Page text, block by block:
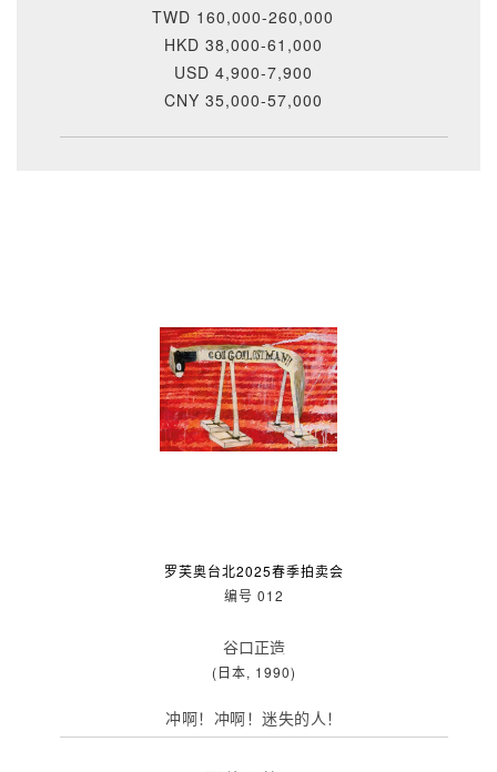
TWD 160,000-260,000
HKD 38,000-61,000
USD 4,900-7,900
CNY 35,000-57,000
罗芙奥台北2025春季拍卖会
编号 012
谷口正造
(日本, 1990)
冲啊！冲啊！迷失的人！